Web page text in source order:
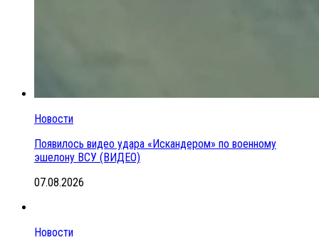
Новости
Появилось видео удара «Искандером» по военному
эшелону ВСУ (ВИДЕО)
07.08.2026
Новости